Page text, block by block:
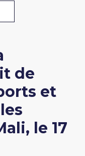
de
et
le 17